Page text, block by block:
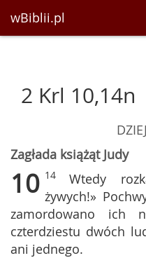
wBiblii.pl
2 Krl 10,14n
Zagłada książąt Judy
10 14Wtedy
żywych!»
zamordowano ich
czterdziestu dwóch
ani jednego.